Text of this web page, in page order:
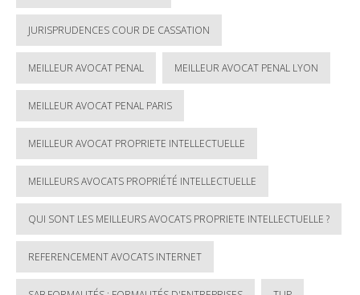
JURISPRUDENCES COUR DE CASSATION
MEILLEUR AVOCAT PENAL MEILLEUR AVOCAT PENAL LYON
MEILLEUR AVOCAT PENAL PARIS
MEILLEUR AVOCAT PROPRIETE INTELLECTUELLE
MEILLEURS AVOCATS PROPRIÉTÉ INTELLECTUELLE
QUI SONT LES MEILLEURS AVOCATS PROPRIETE INTELLECTUELLE ?
REFERENCEMENT AVOCATS INTERNET